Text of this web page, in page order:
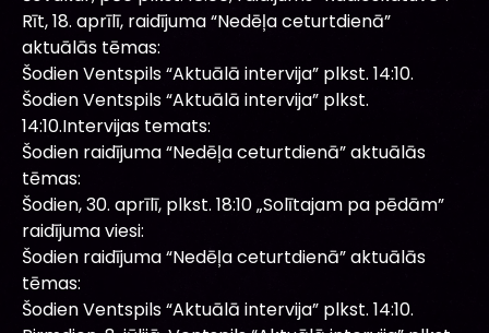
Rīt, 18. aprīlī, raidījuma “Nedēļa ceturtdienā”
aktuālās tēmas:
Šodien Ventspils “Aktuālā intervija” plkst. 14:10.
Šodien Ventspils “Aktuālā intervija” plkst.
14:10.Intervijas temats:
Šodien raidījuma “Nedēļa ceturtdienā” aktuālās
tēmas:
Šodien, 30. aprīlī, plkst. 18:10 „Solītajam pa pēdām”
raidījuma viesi:
Šodien raidījuma “Nedēļa ceturtdienā” aktuālās
tēmas:
Šodien Ventspils “Aktuālā intervija” plkst. 14:10.